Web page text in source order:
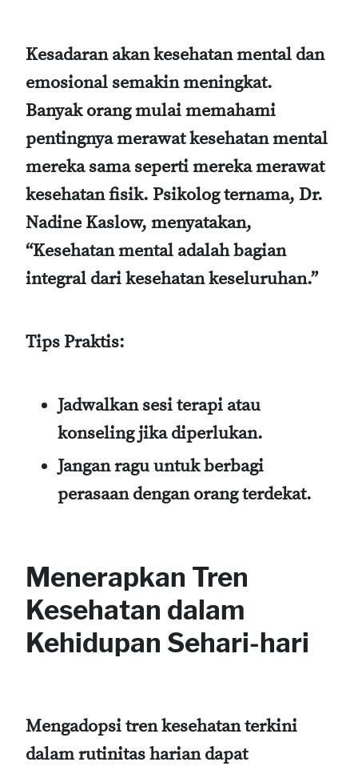
Kesadaran akan kesehatan mental dan
emosional semakin meningkat.
Banyak orang mulai memahami
pentingnya merawat kesehatan mental
mereka sama seperti mereka merawat
kesehatan fisik. Psikolog ternama, Dr.
Nadine Kaslow, menyatakan,
“Kesehatan mental adalah bagian
integral dari kesehatan keseluruhan.”
Tips Praktis:
Jadwalkan sesi terapi atau
konseling jika diperlukan.
Jangan ragu untuk berbagi
perasaan dengan orang terdekat.
Menerapkan Tren
Kesehatan dalam
Kehidupan Sehari-hari
Mengadopsi tren kesehatan terkini
dalam rutinitas harian dapat